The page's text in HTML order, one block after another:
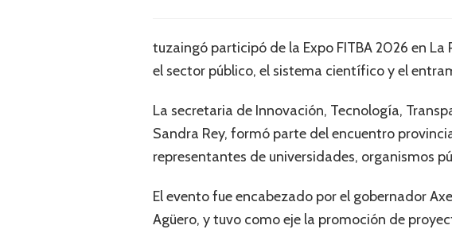
tuzaingó participó de la Expo FITBA 2026 en
el sector público, el sistema científico y el
La secretaria de Innovación, Tecnología,
Sandra Rey, formó parte del encuentro
representantes de universidades, organismos
El evento fue encabezado por el gobernador
Agüero, y tuvo como eje la promoción de